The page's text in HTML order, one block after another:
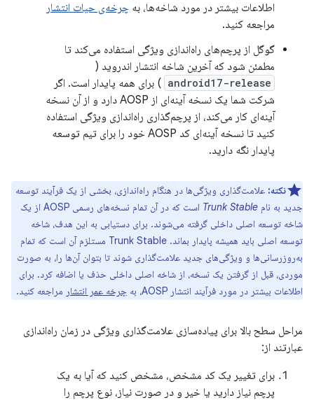
اطلاعات بیشتر در مورد شاخه‌ها، به چرخه‌ی حیات انتشار
مراجعه کنید.
گوگل از پرچم‌های راه‌اندازی ویژگی استفاده می‌کند تا
مطمئن شود که آخرین شاخه انتشار اندروید (
android17-release ) برای همه پایدار است. اگر
شرکت شما یک نسخه آینه‌ای از AOSP دارد و از آن نسخه
آینه‌ای کار می‌کند، از پرچم‌گذاری راه‌اندازی ویژگی استفاده
کنید تا نسخه آینه‌ای کد AOSP خود را برای تیم توسعه
پایدار نگه دارید.
نکته: علامت‌گذاری ویژگی‌ها در هنگام راه‌اندازی، بخشی از یک فرآیند توسعه
جدید به نام Trunk Stable
است که در آن تمام نسخه‌های رسمی AOSP از یک
شاخه توسعه اصلی داخلی گرفته می‌شوند. برای دستیابی به این هدف، شاخه
توسعه اصلی باید همیشه پایدار بماند. Trunk Stable مستلزم آن است که تمام
به‌روزرسانی‌ها و ویژگی‌های جدید علامت‌گذاری شوند تا بتوان آن‌ها را، به صورت
موردی، قبل از گرفتن یک نسخه، از شاخه اصلی داخلی حذف یا اضافه کرد. برای
اطلاعات بیشتر در مورد فرآیند انتشار AOSP، به
چرخه عمر انتشار مراجعه کنید.
مراحل سطح بالا برای پیاده‌سازی علامت‌گذاری ویژگی در زمان راه‌اندازی
عبارتند از:
برای تغییر یک کد مشخص، مشخص کنید که آیا به یک
پرچم نیاز دارید یا خیر و در صورت نیاز، نوع پرچم را